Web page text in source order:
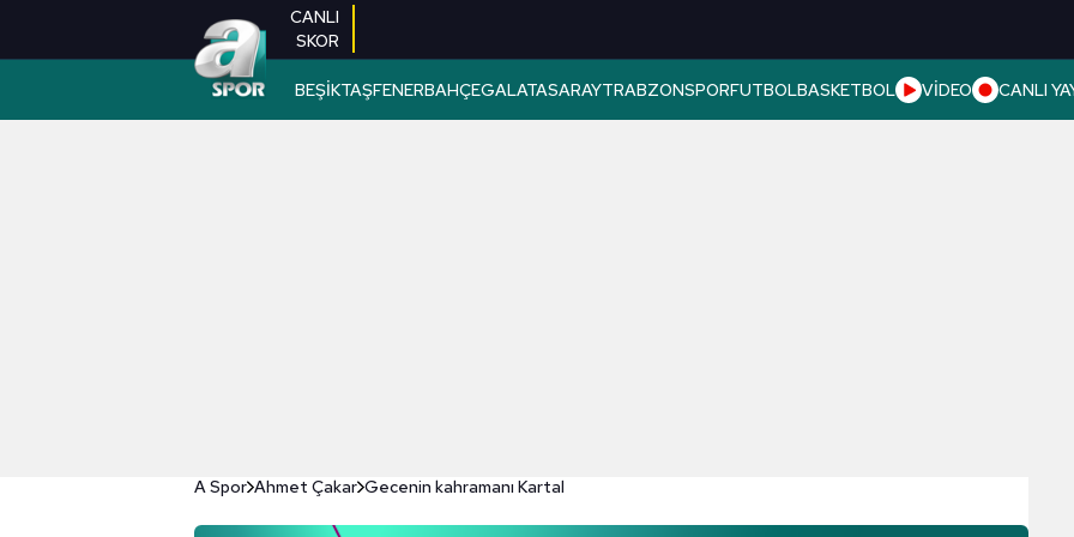
CANLI
SKOR
BEŞİKTAŞFENERBAHÇEGALATASARAYTRABZONSPORFUTBOLBASKETBOL VİDEO CANLI
A Spor Ahmet Çakar Gecenin kahramanı Kartal